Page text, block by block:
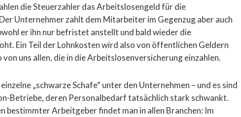
die Steuerzahler das Arbeitslosengeld für die
Unternehmer zahlt dem Mitarbeiter im Gegenzug aber auch
er ihn nur befristet anstellt und bald wieder die
Ein Teil der Lohnkosten wird also von öffentlichen Geldern
von uns allen, die in die Arbeitslosenversicherung einzahlen.
„schwarze Schafe“ unter den Unternehmen – und es sind
Betriebe, deren Personalbedarf tatsächlich stark schwankt.
bestimmter Arbeitgeber findet man in allen Branchen: Im